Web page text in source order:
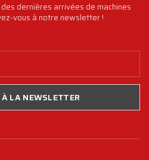
dernières arrivées de machines
vous à notre newsletter !